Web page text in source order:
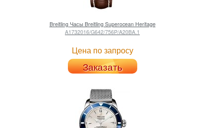
Breitling Часы Breitling Superocean Heritage
A1732016/G642/756P/A20BA.1
Цена по запросу
Заказать